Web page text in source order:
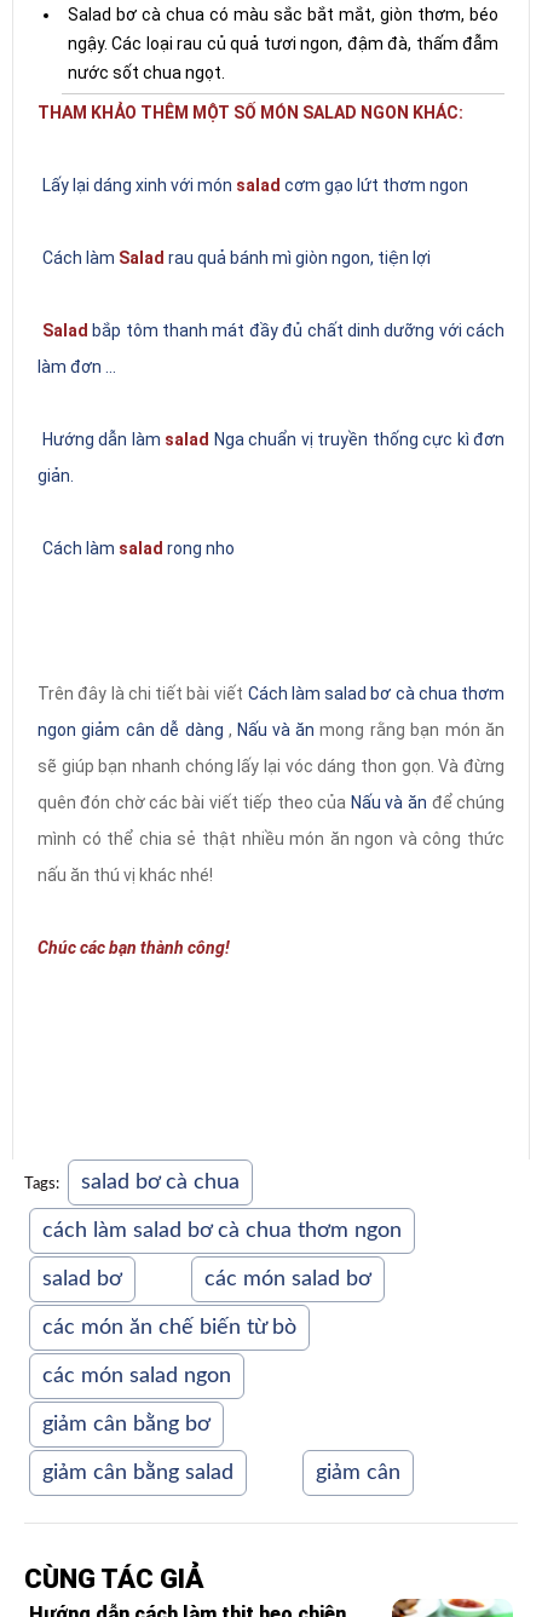
Salad bơ cà chua có màu sắc bắt mắt, giòn thơm, béo
ngậy. Các loại rau củ quả tươi ngon, đậm đà, thấm đẫm
nước sốt chua ngọt.
THAM KHẢO THÊM MỘT SỐ MÓN SALAD NGON KHÁC:
Lấy lại dáng xinh với món salad cơm gạo lứt thơm ngon
Cách làm Salad rau quả bánh mì giòn ngon, tiện lợi
Salad bắp tôm thanh mát đầy đủ chất dinh dưỡng với cách
làm đơn ...
Hướng dẫn làm salad Nga chuẩn vị truyền thống cực kì đơn
giản.
Cách làm salad rong nho
Trên đây là chi tiết bài viết Cách làm salad bơ cà chua thơm
ngon giảm cân dễ dàng , Nấu và ăn mong rằng bạn món ăn
sẽ giúp bạn nhanh chóng lấy lại vóc dáng thon gọn. Và đừng
quên đón chờ các bài viết tiếp theo của Nấu và ăn để chúng
mình có thể chia sẻ thật nhiều món ăn ngon và công thức
nấu ăn thú vị khác nhé!
Chúc các bạn thành công!
Tags: salad bơ cà chua
cách làm salad bơ cà chua thơm ngon
salad bơ các món salad bơ
các món ăn chế biến từ bò
các món salad ngon
giảm cân bằng bơ
giảm cân bằng salad giảm cân
CÙNG TÁC GIẢ